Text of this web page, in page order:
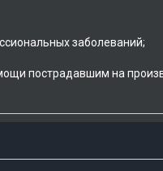
заболеваний;
пострадавшим на